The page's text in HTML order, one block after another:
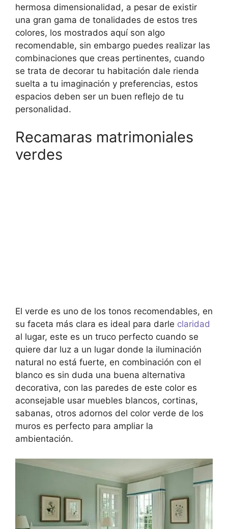
hermosa dimensionalidad, a pesar de existir
una gran gama de tonalidades de estos tres
colores, los mostrados aquí son algo
recomendable, sin embargo puedes realizar las
combinaciones que creas pertinentes, cuando
se trata de decorar tu habitación dale rienda
suelta a tu imaginación y preferencias, estos
espacios deben ser un buen reflejo de tu
personalidad.
Recamaras matrimoniales
verdes
El verde es uno de los tonos recomendables, en
su faceta más clara es ideal para darle claridad
al lugar, este es un truco perfecto cuando se
quiere dar luz a un lugar donde la iluminación
natural no está fuerte, en combinación con el
blanco es sin duda una buena alternativa
decorativa, con las paredes de este color es
aconsejable usar muebles blancos, cortinas,
sabanas, otros adornos del color verde de los
muros es perfecto para ampliar la
ambientación.